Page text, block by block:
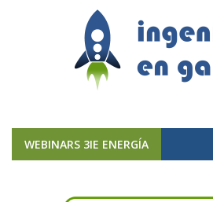
WEBINARS 3IE ENERGÍA